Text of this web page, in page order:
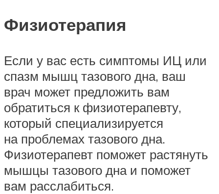
Физиотерапия
Если у вас есть симптомы ИЦ или
спазм мышц тазового дна, ваш
врач может предложить вам
обратиться к физиотерапевту,
который специализируется
на проблемах тазового дна.
Физиотерапевт поможет растянуть
мышцы тазового дна и поможет
вам расслабиться.